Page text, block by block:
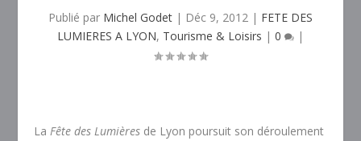
Publié par Michel Godet | Déc 9, 2012 | FETE DES
LUMIERES A LYON, Tourisme & Loisirs | 0 |
LaFête des Lumières de Lyon poursuit son déroulement